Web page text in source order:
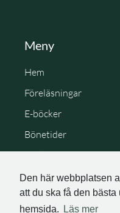
Den här webbplatsen
att du ska få den
hemsida.
Läs mer
Meny
Hem
Föreläsningar
E-böcker
Bönetider
Cookie Policy